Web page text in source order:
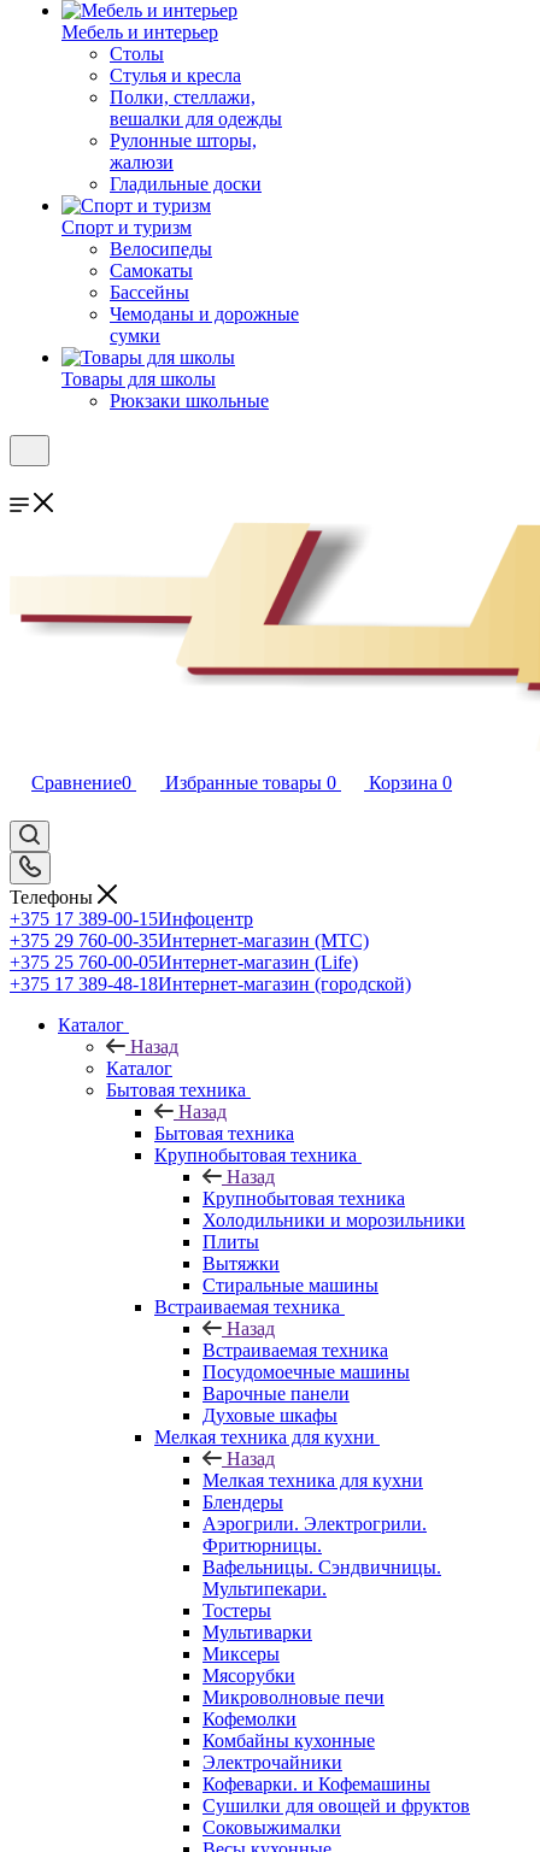
Мебель и интерьер
Столы
Стулья и кресла
Полки, стеллажи,
вешалки для одежды
Рулонные шторы,
жалюзи
Гладильные доски
Спорт и туризм
Велосипеды
Самокаты
Бассейны
Чемоданы и дорожные
сумки
Товары для школы
Рюкзаки школьные
Сравнение0 Избранные товары 0 Корзина 0
Телефоны
+375 17 389-00-15Инфоцентр
+375 29 760-00-35Интернет-магазин (МТС)
+375 25 760-00-05Интернет-магазин (Life)
+375 17 389-48-18Интернет-магазин (городской)
Каталог
Назад
Каталог
Бытовая техника
Назад
Бытовая техника
Крупнобытовая техника
Назад
Крупнобытовая техника
Холодильники и морозильники
Плиты
Вытяжки
Стиральные машины
Встраиваемая техника
Назад
Встраиваемая техника
Посудомоечные машины
Варочные панели
Духовые шкафы
Мелкая техника для кухни
Назад
Мелкая техника для кухни
Блендеры
Аэрогрили. Электрогрили.
Фритюрницы.
Вафельницы. Сэндвичницы.
Мультипекари.
Тостеры
Мультиварки
Миксеры
Мясорубки
Микроволновые печи
Кофемолки
Комбайны кухонные
Электрочайники
Кофеварки. и Кофемашины
Сушилки для овощей и фруктов
Соковыжималки